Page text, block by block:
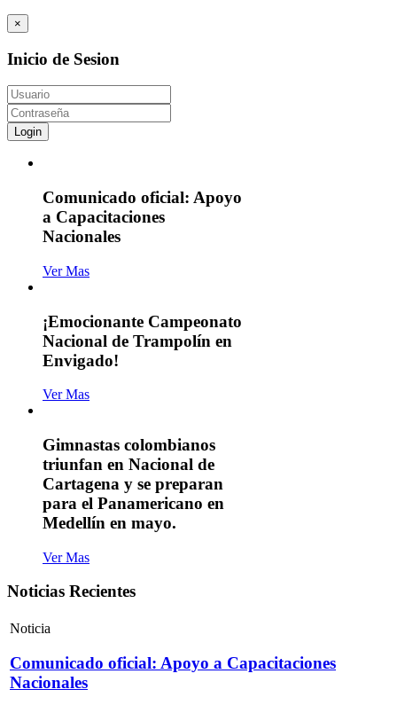
×
Inicio de Sesion
Login
Comunicado oficial: Apoyo
a Capacitaciones
Nacionales
Ver Mas
¡Emocionante Campeonato
Nacional de Trampolín en
Envigado!
Ver Mas
Gimnastas colombianos
triunfan en Nacional de
Cartagena y se preparan
para el Panamericano en
Medellín en mayo.
Ver Mas
Noticias Recientes
Noticia
Comunicado oficial: Apoyo a Capacitaciones
Nacionales